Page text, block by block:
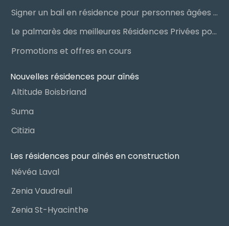
Signer un bail en résidence pour personnes âgées (RPA) : ce qu’il faut savoir
Le palmarès des meilleures Résidences Privées pour Aînés (RPA)
Promotions et offres en cours
Nouvelles résidences pour aînés
Altitude Boisbriand
Suma
Citizia
Les résidences pour aînés en construction
Névéa Laval
Zenia Vaudreuil
Zenia St-Hyacinthe